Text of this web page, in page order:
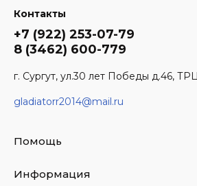
Контакты
+7 (922) 253-07-79
8 (3462) 600-779
г. Сургут, ул.30 лет Победы д.46,
gladiatorr2014@mail.ru
Помощь
Информация